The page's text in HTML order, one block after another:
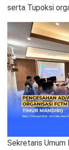
serta Tupoksi
Sekretaris Umum